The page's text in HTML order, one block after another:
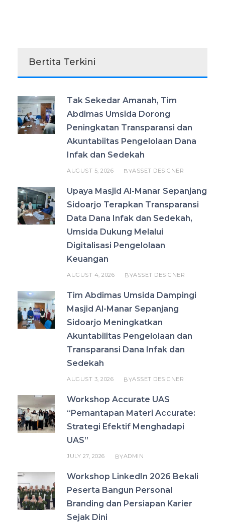
Bertita Terkini
Tak Sekedar Amanah, Tim
Abdimas Umsida Dorong
Peningkatan Transparansi dan
Akuntabiitas Pengelolaan Dana
Infak dan Sedekah
AUGUST 5, 2026 BYASSET DESIGNER
Upaya Masjid Al-Manar Sepanjang
Sidoarjo Terapkan Transparansi
Data Dana Infak dan Sedekah,
Umsida Dukung Melalui
Digitalisasi Pengelolaan
Keuangan
AUGUST 4, 2026 BYASSET DESIGNER
Tim Abdimas Umsida Dampingi
Masjid Al-Manar Sepanjang
Sidoarjo Meningkatkan
Akuntabilitas Pengelolaan dan
Transparansi Dana Infak dan
Sedekah
AUGUST 3, 2026 BYASSET DESIGNER
Workshop Accurate UAS
“Pemantapan Materi Accurate:
Strategi Efektif Menghadapi
UAS”
JULY 27, 2026 BYADMIN
Workshop LinkedIn 2026 Bekali
Peserta Bangun Personal
Branding dan Persiapan Karier
Sejak Dini